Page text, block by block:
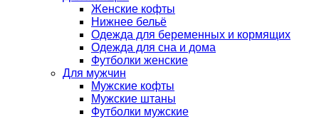
Женские кофты
Нижнее бельё
Одежда для беременных и кормящих
Одежда для сна и дома
Футболки женские
Для мужчин
Мужские кофты
Мужские штаны
Футболки мужские